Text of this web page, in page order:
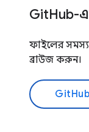
GitHub-এ
ফাইলের
ব্রাউজ করুন।
GitHub